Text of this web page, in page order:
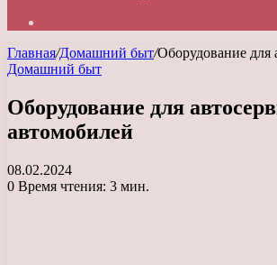
Главная/Домашний быт/Оборудование для
Домашний быт
Оборудование для
автомобилей
08.02.2024
0 Время чтения: 3 мин.